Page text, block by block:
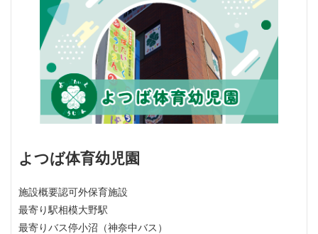
よつば体育幼児園
施設概要認可外保育施設
最寄り駅相模大野駅
最寄りバス停小沼（神奈中バス）